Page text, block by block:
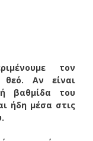
τον
Αν είναι
βαθμίδα του
ήδη μέσα στις